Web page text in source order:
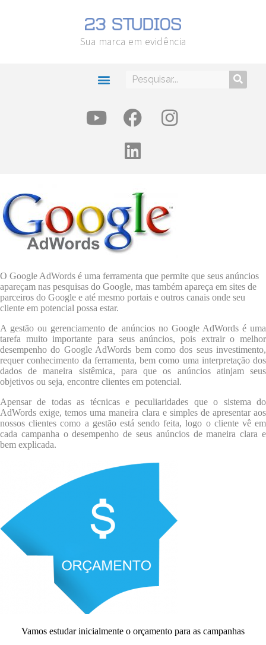
Sua marca em evidência
O Google AdWords é uma ferramenta que permite que seus anúncios
apareçam nas pesquisas do Google, mas também apareça em sites de
parceiros do Google e até mesmo portais e outros canais onde seu
cliente em potencial possa estar.
A gestão ou gerenciamento de anúncios no Google AdWords é uma
tarefa muito importante para seus anúncios, pois extrair o melhor
desempenho do Google AdWords bem como dos seus investimento,
requer conhecimento da ferramenta, bem como uma interpretação dos
dados de maneira sistêmica, para que os anúncios atinjam seus
objetivos ou seja, encontre clientes em potencial.
Apensar de todas as técnicas e peculiaridades que o sistema do
AdWords exige, temos uma maneira clara e simples de apresentar aos
nossos clientes como a gestão está sendo feita, logo o cliente vê em
cada campanha o desempenho de seus anúncios de maneira clara e
bem explicada.
Vamos estudar inicialmente o orçamento para as campanhas